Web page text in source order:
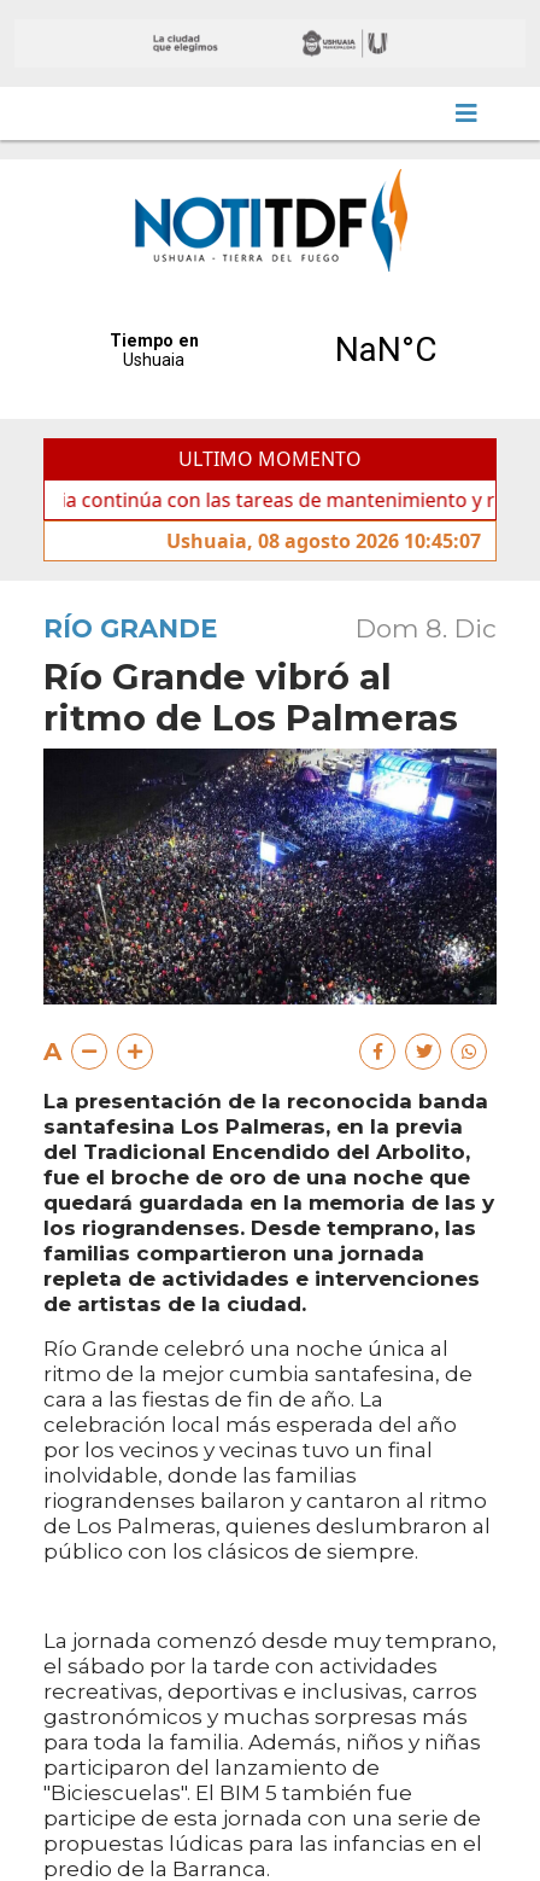
ULTIMO MOMENTO
con las tareas de mantenimiento y rotulado
Ushuaia, 08 agosto 2026 10:45:07
RÍO GRANDE Dom 8. Dic
Río Grande vibró al
ritmo de Los Palmeras
A
La presentación de la reconocida banda
santafesina Los Palmeras, en la previa
del Tradicional Encendido del Arbolito,
fue el broche de oro de una noche que
quedará guardada en la memoria de las y
los riograndenses. Desde temprano, las
familias compartieron una jornada
repleta de actividades e intervenciones
de artistas de la ciudad.
Río Grande celebró una noche única al
ritmo de la mejor cumbia santafesina, de
cara a las fiestas de fin de año. La
celebración local más esperada del año
por los vecinos y vecinas tuvo un final
inolvidable, donde las familias
riograndenses bailaron y cantaron al ritmo
de Los Palmeras, quienes deslumbraron al
público con los clásicos de siempre.
La jornada comenzó desde muy temprano,
el sábado por la tarde con actividades
recreativas, deportivas e inclusivas, carros
gastronómicos y muchas sorpresas más
para toda la familia. Además, niños y niñas
participaron del lanzamiento de
"Biciescuelas". El BIM 5 también fue
participe de esta jornada con una serie de
propuestas lúdicas para las infancias en el
predio de la Barranca.